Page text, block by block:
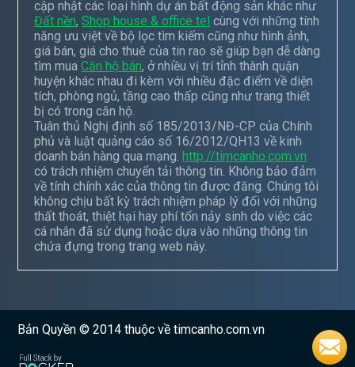
cập nhật các loại hình dự án bất động sản khác như
Đất nền,Shop house & office tel cùng với những tính
năng ưu việt về bộ lọc tìm kiếm cũng như hình ảnh,
giá bán, giá cho thuê của tin rao sẽ giúp bạn dễ dàng
tìm muaCăn hộ bán, ở nhiều vị trí tỉnh thành quận
huyện khác nhau đi kèm với nhiều đặc điểm về diện
tích, phòng ngủ, tầng cao thấp cũng như trang thiết
bị có trong căn hộ.
Tuân thủ Nghị định số 185/2013/NĐ-CP của Chính
phủ và luật quảng cáo số 16/2012/QH13 về kinh
doanh bán hàng qua mạng.http://timcanho.com.vn
có trách nhiệm chuyển tải thông tin. Không bảo đảm
về tính chính xác của thông tin được đăng. Chúng tôi
không chịu bất kỳ trách nhiệm pháp lý đối với những
thất thoát, thiệt hại hay phí tổn nảy sinh do việc các
cá nhân đã sử dụng hoặc dựa vào những thông tin
chứa đựng trong trang web này.
Bản Quyền © 2014 thuộc về timcanho.com.vn